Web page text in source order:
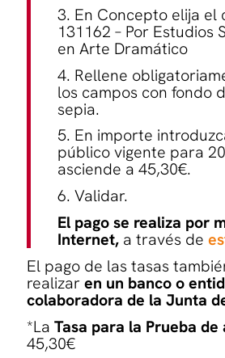
3. En Concepto elija el
131162 – Por Estudios
en Arte Dramático
4. Rellene
los campos con fondo
sepia.
5. En importe
público vigente para
asciende a 45,30€.
6. Validar.
El pago se realiza por
Internet, a través de
El pago de las tasas
realizaren un banco o
colaboradora de la Junta
*La Tasa para la Prueba de
45,30€